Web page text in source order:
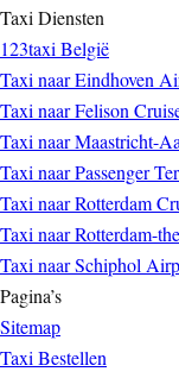
Taxi Diensten
123taxi België
Taxi naar Eindhoven
Taxi naar Felison
Taxi naar Maastricht-
Taxi naar Passenger
Taxi naar Rotterdam
Taxi naar Rotterdam-
Taxi naar Schiphol
Pagina’s
Sitemap
Taxi Bestellen